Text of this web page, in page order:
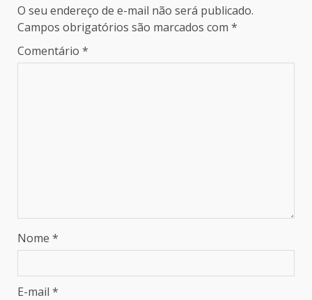
O seu endereço de e-mail não será publicado.
Campos obrigatórios são marcados com *
Comentário *
Nome *
E-mail *